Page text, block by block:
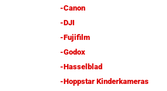
-Canon
-DJI
-Fujifilm
-Godox
-Hasselblad
-Hoppstar Kinderkameras